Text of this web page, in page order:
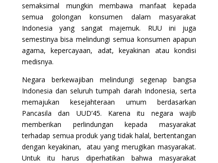
semaksimal mungkin membawa manfaat kepada
semua golongan konsumen dalam masyarakat
Indonesia yang sangat majemuk. RUU ini juga
semestinya bisa melindungi semua konsumen apapun
agama, kepercayaan, adat, keyakinan atau kondisi
medisnya.
Negara berkewajiban melindungi segenap bangsa
Indonesia dan seluruh tumpah darah Indonesia, serta
memajukan kesejahteraan umum berdasarkan
Pancasila dan UUD’45. Karena itu negara wajib
memberikan perlindungan kepada masyarakat
terhadap semua produk yang tidak halal, bertentangan
dengan keyakinan, atau yang merugikan masyarakat.
Untuk itu harus diperhatikan bahwa masyarakat